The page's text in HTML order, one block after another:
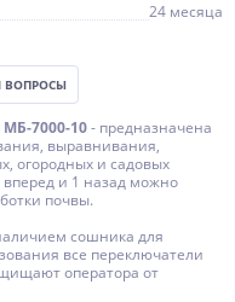
24 месяца
ВОПРОСЫ
МБ-7000-10- предназначена
выравнивания,
огородных и садовых
вперед и 1 назад можно
почвы.
сошника для
все переключатели
оператора от